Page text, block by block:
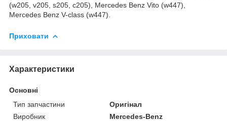
(w205, v205, s205, c205), Mercedes Benz Vito (w447),
Mercedes Benz V-class (w447).
Приховати
Характеристики
Основні
Тип запчастини
Оригінал
Виробник
Mercedes-Benz